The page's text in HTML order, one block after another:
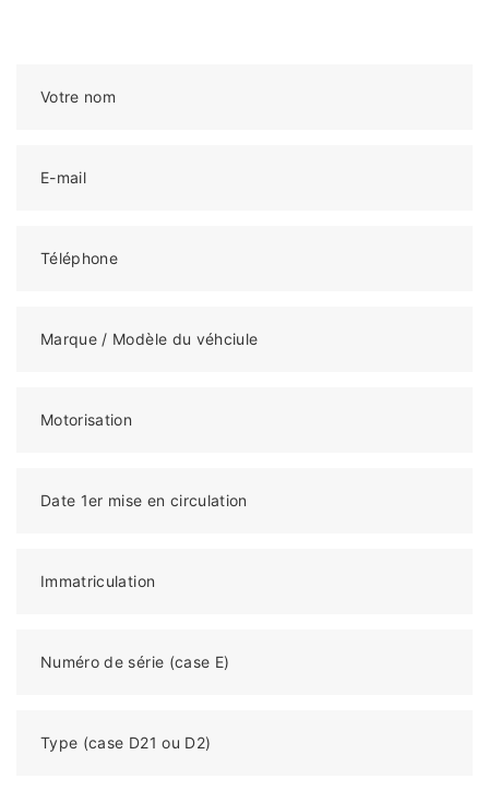
Votre nom
E-mail
Téléphone
Marque / Modèle du véhciule
Motorisation
Date 1er mise en circulation
Immatriculation
Numéro de série (case E)
Type (case D21 ou D2)